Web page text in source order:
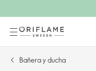
Bañera y ducha